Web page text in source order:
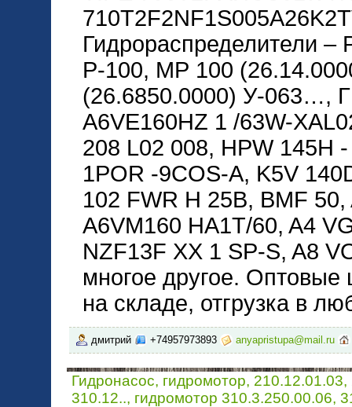
Гидрораспределители –
Р-100, МР 100
(26.6850.0000) У-063…,
A6VE160HZ 1 /63W-
208 L02 008, HPW 145H
1POR -9COS-A, K5V
102 FWR H 25B, BMF
A6VM160 HA1T/60, A4
NZF13F XX 1 SP-S, A8
многое другое. Оптовые
на складе, отгрузка в
дмитрий +74957973893 anyapristupa@mail.ru
Гидронасос, гидромотор, 210.12.01.03,
310.12.., гидромотор 310.3.250.00.06,